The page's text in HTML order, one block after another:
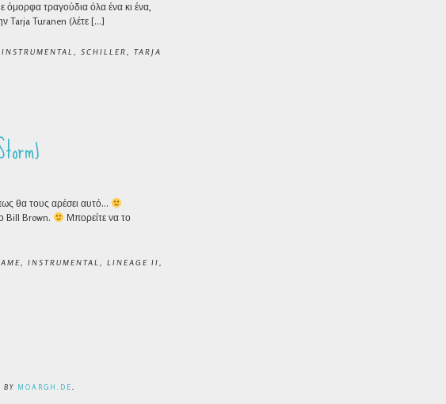
τραγούδια όλα ένα κι ένα,
Tarja Turanen (λέτε […]
INSTRUMENTAL SCHILLER
TARJA
θα τους αρέσει αυτό…
ο Bill Brown.
Μπορείτε να το
INSTRUMENTAL LINEAGE II
BY MOARGH.DE